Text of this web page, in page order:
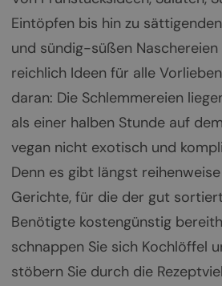
Eintöpfen bis hin zu
und sündig-süßen Naschereien
reichlich Ideen für alle
daran: Die Schlemmereien
als einer halben Stunde auf
vegan nicht exotisch und
Denn es gibt längst
Gerichte, für die der gut
Benötigte kostengünstig
schnappen Sie sich Kochlöffel
stöbern Sie durch die